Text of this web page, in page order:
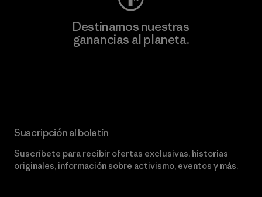
Destinamos nuestras
ganancias al planeta.
Suscripción al boletín
Suscríbete para recibir ofertas exclusivas, historias
originales, información sobre activismo, eventos y más.